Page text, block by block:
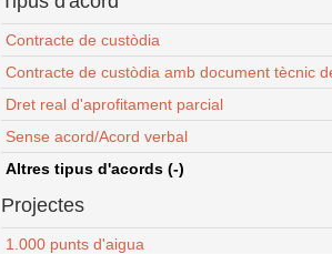
Contracte de custòdia
Contracte de custòdia amb document tècnic
Dret real d'aprofitament parcial
Sense acord/Acord verbal
Altres tipus d'acords (-)
Projectes
1.000 punts d'aigua